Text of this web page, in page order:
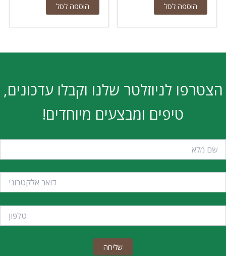
הוספה לסל הוספה לסל
הצטרפו לניוזלטר שלנו וקבלו עדכונים,
טיפים ומבצעים מיוחדים!